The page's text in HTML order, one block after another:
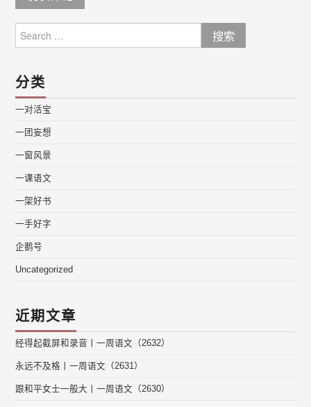
for:
分类
一对活宝
一团妄想
一窗风景
一课语文
一架好书
一手好字
企鹅号
Uncategorized
近期文章
经得起截屏和录音丨一周语文（2632）
永远不及格丨一周语文（2631）
跟和平女士一般大丨一周语文（2630）